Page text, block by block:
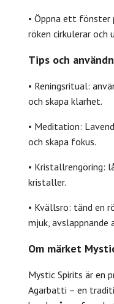
• Öppna ett
röken cirkulerar och
Tips och
• Reningsritual:
och skapa klarhet.
• Meditation:
och skapa fokus.
• Kristallrengöring:
kristaller.
• Kvällsro: tänd en
mjuk, avslappnande
Om märket
Mystic Spirits är en
Agarbatti – en